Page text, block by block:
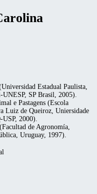
Estadual Paulista,
UNESP, SP Brasil, 2005).
e Pastagens (Escola
Luiz de Queiroz, Uniersidade
USP, 2000).
de Agronomía,
Uruguay, 1997).